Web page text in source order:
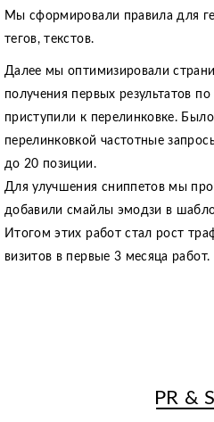
Мы сформировали правила для
тегов, текстов.
Далее мы оптимизировали
получения первых результатов
приступили к перелинковке.
перелинковкой частотные
до 20 позиции.
Для улучшения сниппетов мы
добавили смайлы эмодзи в
Итогом этих работ стал рост
визитов в первые 3 месяца работ.
PR &